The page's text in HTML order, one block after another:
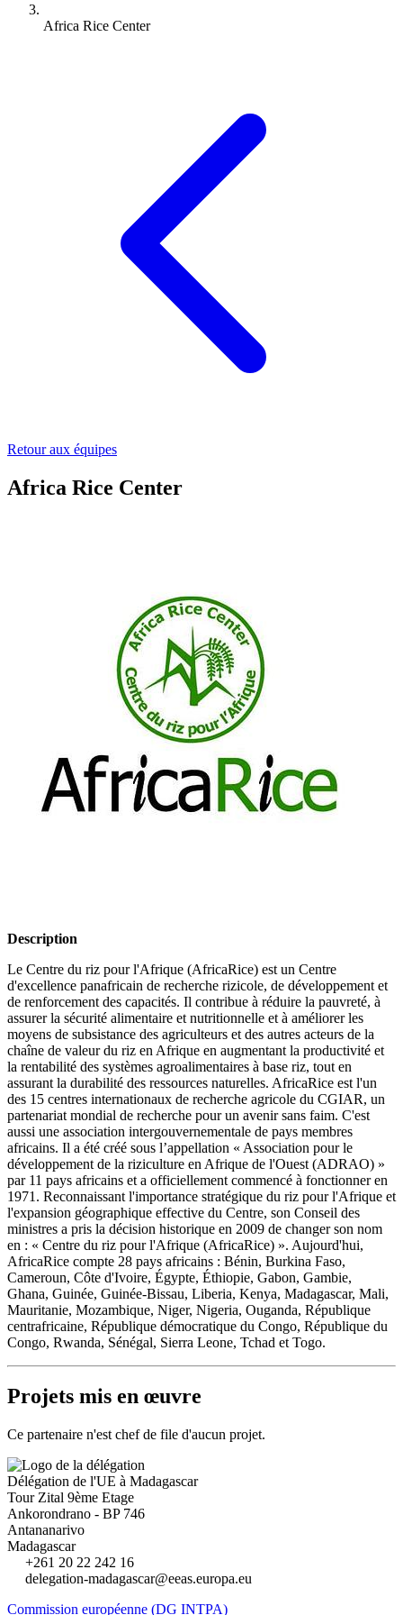
Africa Rice Center
Retour aux équipes
Africa Rice Center
Description
Le Centre du riz pour l'Afrique (AfricaRice) est un Centre
d'excellence panafricain de recherche rizicole, de développement et
de renforcement des capacités. Il contribue à réduire la pauvreté, à
assurer la sécurité alimentaire et nutritionnelle et à améliorer les
moyens de subsistance des agriculteurs et des autres acteurs de la
chaîne de valeur du riz en Afrique en augmentant la productivité et
la rentabilité des systèmes agroalimentaires à base riz, tout en
assurant la durabilité des ressources naturelles. AfricaRice est l'un
des 15 centres internationaux de recherche agricole du CGIAR, un
partenariat mondial de recherche pour un avenir sans faim. C'est
aussi une association intergouvernementale de pays membres
africains. Il a été créé sous l’appellation « Association pour le
développement de la riziculture en Afrique de l'Ouest (ADRAO) »
par 11 pays africains et a officiellement commencé à fonctionner en
1971. Reconnaissant l'importance stratégique du riz pour l'Afrique et
l'expansion géographique effective du Centre, son Conseil des
ministres a pris la décision historique en 2009 de changer son nom
en : « Centre du riz pour l'Afrique (AfricaRice) ». Aujourd'hui,
AfricaRice compte 28 pays africains : Bénin, Burkina Faso,
Cameroun, Côte d'Ivoire, Égypte, Éthiopie, Gabon, Gambie,
Ghana, Guinée, Guinée-Bissau, Liberia, Kenya, Madagascar, Mali,
Mauritanie, Mozambique, Niger, Nigeria, Ouganda, République
centrafricaine, République démocratique du Congo, République du
Congo, Rwanda, Sénégal, Sierra Leone, Tchad et Togo.
Projets mis en œuvre
Ce partenaire n'est chef de file d'aucun projet.
Délégation de l'UE à Madagascar
Tour Zital 9ème Etage
Ankorondrano - BP 746
Antananarivo
Madagascar
+261 20 22 242 16
delegation-madagascar@eeas.europa.eu
Commission européenne (DG INTPA)